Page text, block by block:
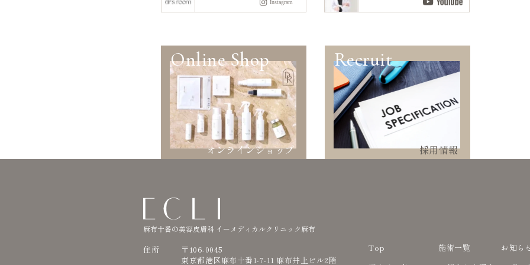
Online Shop
オンラインショップ
Recruit
採用情報
麻布十番の美容皮膚科 イーメディカルクリニック麻布
住所
〒106-0045
東京都港区麻布十番1-7-11 麻布井上ビル2階
Top
施術一覧
お知ら